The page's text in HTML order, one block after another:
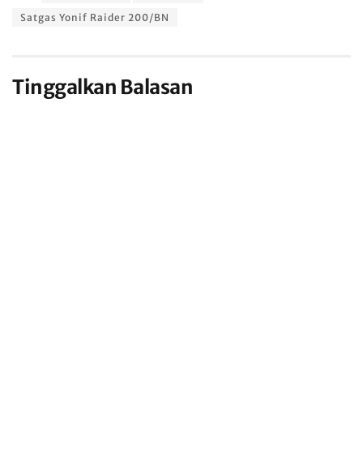
Satgas Yonif Raider 200/BN
Tinggalkan Balasan